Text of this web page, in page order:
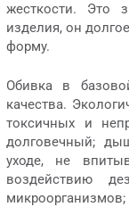
жесткости. Это
изделия, он
форму.
Обивка в
качества.
токсичных и
долговечный;
уходе, не
воздействию